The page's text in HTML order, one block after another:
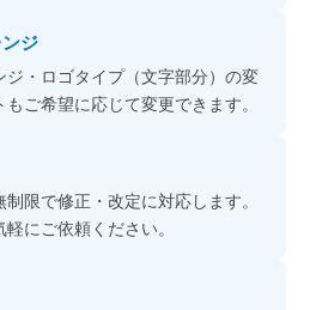
ジ
ジ・ロゴタイプ（文字部分）の変
ご希望に応じて変更できます。
限で修正・改定に対応します。
にご依頼ください。